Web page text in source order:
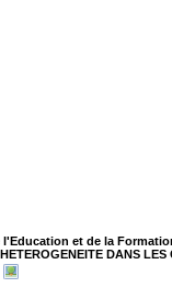
et de la
DANS LES